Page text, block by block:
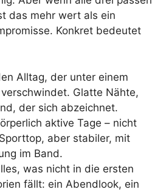
das mehr wert als ein
Konkret bedeutet
Alltag, der unter einem
Glatte Nähte,
der sich abzeichnet.
aktive Tage – nicht
aber stabiler, mit
im Band.
was nicht in die ersten
fällt: ein Abendlook, ein